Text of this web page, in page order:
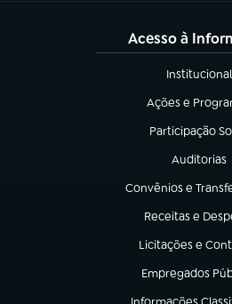
Acesso à
Institucional
(abre em
Ações e
(abre em nova
Participação
(abre em nova
Auditorias
(abre em
Convênios e
(abre em nova aba)
Receitas e
(abre em nova
Licitações e
(abre em nova
Empregados
(abre em nova